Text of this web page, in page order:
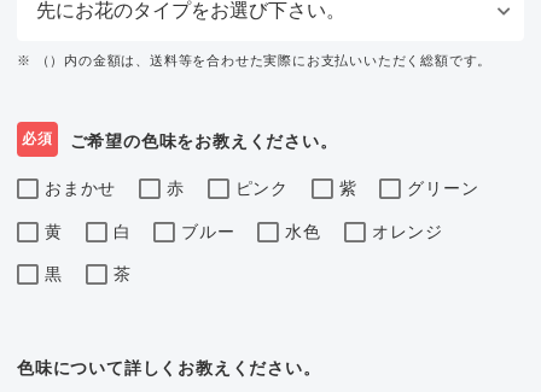
※ （）内の金額は、送料等を合わせた実際にお支払いいただく総額です。
必須 ご希望の色味をお教えください。
おまかせ 赤 ピンク 紫 グリーン
黄 白 ブルー 水色 オレンジ
黒 茶
色味について詳しくお教えください。